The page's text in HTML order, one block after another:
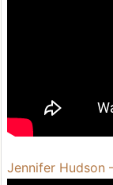
Jennifer Hudson